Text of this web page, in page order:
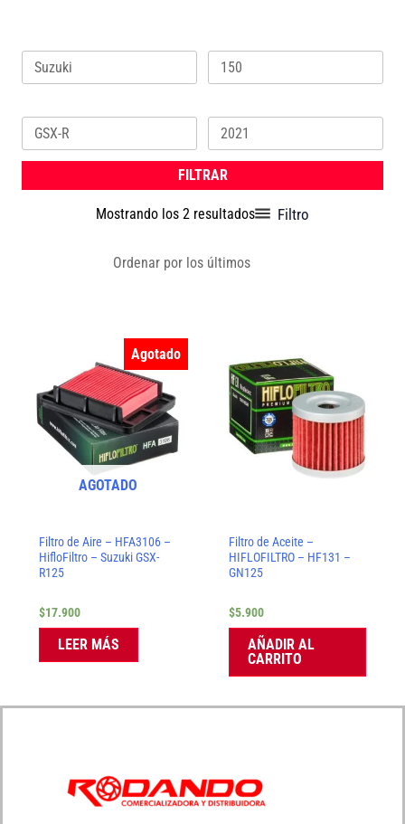
FILTRAR
Mostrando los 2 resultados Filtro
Agotado
AGOTADO
Filtro de Aire – HFA3106 –
HifloFiltro – Suzuki GSX-
R125
$17.900
LEER MÁS
Filtro de Aceite –
HIFLOFILTRO – HF131 –
GN125
$5.900
AÑADIR AL
CARRITO